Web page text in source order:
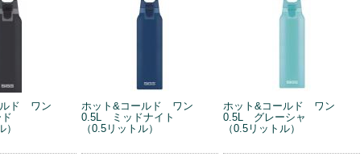
ルド ワン
）
ホット&コールド ワン
0.5L ミッドナイト
（0.5リットル）
ホット&コールド ワン
0.5L グレーシャ
（0.5リットル）